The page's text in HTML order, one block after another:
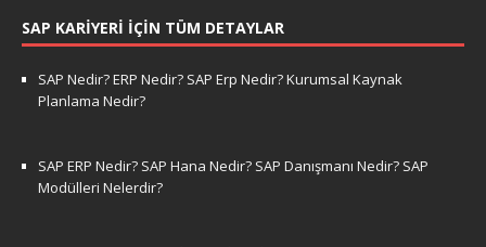
SAP KARIYERI İÇIN TÜM DETAYLAR
SAP Nedir? ERP Nedir? SAP Erp Nedir? Kurumsal Kaynak
Planlama Nedir?
SAP ERP Nedir? SAP Hana Nedir? SAP Danışmanı Nedir? SAP
Modülleri Nelerdir?